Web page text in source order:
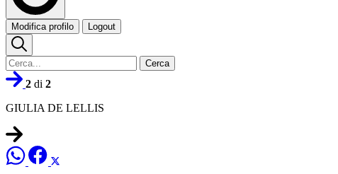
Modifica profilo Logout
Cerca
2 di 2
GIULIA DE LELLIS